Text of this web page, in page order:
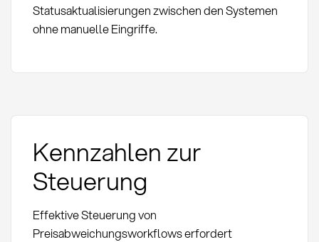
Statusaktualisierungen zwischen den Systemen
ohne manuelle Eingriffe.
Kennzahlen zur
Steuerung
Effektive Steuerung von
Preisabweichungsworkflows erfordert